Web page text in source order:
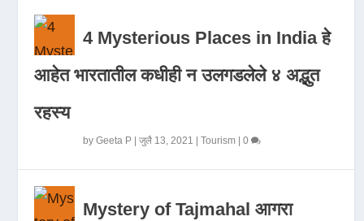
4 Mysterious Places in India हे
आहेत भारतातील कधीही न उलगडलेले ४ अद्भुत
रहस्य
byGeeta P |जुलै 13, 2021 |Tourism |0
Mystery of Tajmahal आगरा